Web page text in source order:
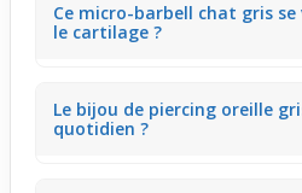
Ce micro-barbell chat gris
le cartilage ?
remarque surtout de près. La
son nœud papillon en strass
Le bijou de piercing oreille
quotidien ?